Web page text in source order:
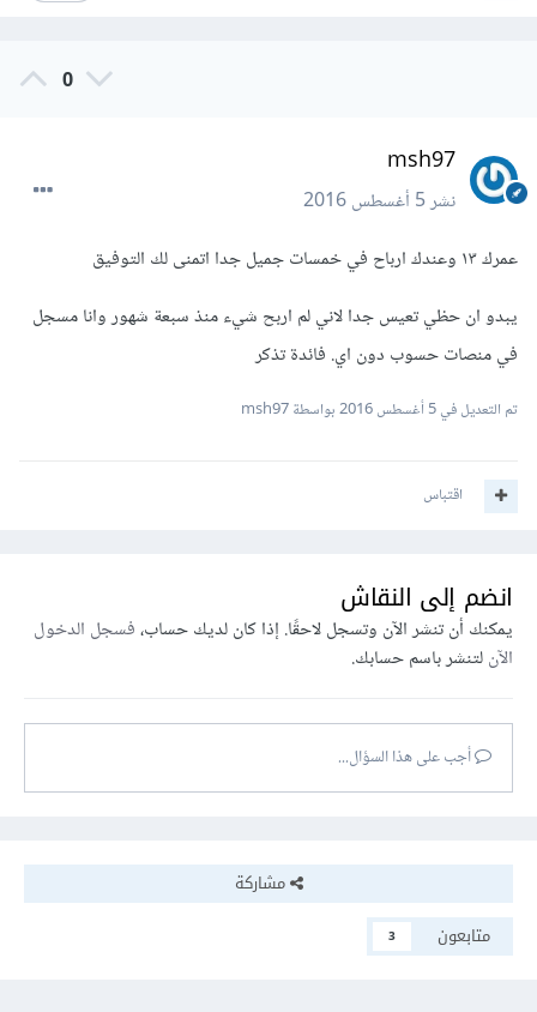
0
msh97
نشر5 أغسطس 2016
عمرك ١٣ وعندك ارباح في خمسات جميل جدا اتمنى لك التوفيق
يبدو ان حظي تعيس جدا لاني لم اربح شيء منذ سبعة شهور وانا مسجل
في منصات حسوب دون اي. فائدة تذكر
تم التعديل في5 أغسطس 2016 بواسطة msh97
اقتباس
انضم إلى النقاش
يمكنك أن تنشر الآن وتسجل لاحقًا. إذا كان لديك حساب،فسجل الدخول
الآنلتنشر باسم حسابك.
أجب على هذا السؤال...
مشاركة
متابعون
3